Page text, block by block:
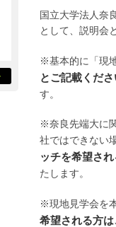
国立大学法人奈
として、説明会
※基本的に「現
とご記載くだ
す。
※奈良先端大に
社ではできない
ッチを希望さ
たします。
※現地見学会を
希望される方